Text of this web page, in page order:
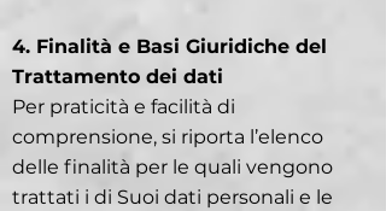
4. Finalità e Basi Giuridiche del
Trattamento dei dati
Per praticità e facilità di
comprensione, si riporta l’elenco
delle finalità per le quali vengono
trattati i di Suoi dati personali e le